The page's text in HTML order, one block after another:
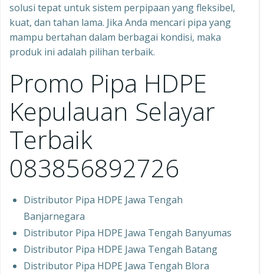
solusi tepat untuk sistem perpipaan yang fleksibel,
kuat, dan tahan lama. Jika Anda mencari pipa yang
mampu bertahan dalam berbagai kondisi, maka
produk ini adalah pilihan terbaik.
Promo Pipa HDPE
Kepulauan Selayar
Terbaik
083856892726
Distributor Pipa HDPE Jawa Tengah
Banjarnegara
Distributor Pipa HDPE Jawa Tengah Banyumas
Distributor Pipa HDPE Jawa Tengah Batang
Distributor Pipa HDPE Jawa Tengah Blora